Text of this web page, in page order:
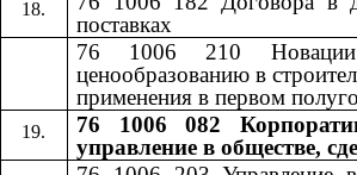
поставках
76 1006 210 Новации
ценообразованию в
применения в первом
76 1006 082
управление в обществе,